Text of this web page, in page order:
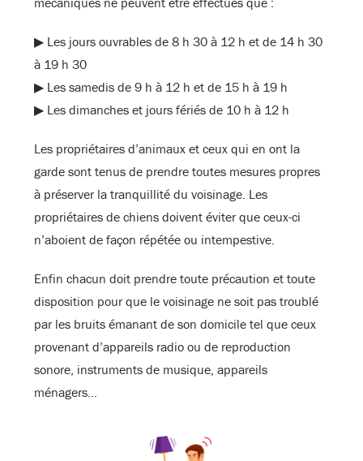
▶ Les jours ouvrables de 8 h 30 à 12 h et de 14 h 30
à 19 h 30
▶ Les samedis de 9 h à 12 h et de 15 h à 19 h
▶ Les dimanches et jours fériés de 10 h à 12 h
Les propriétaires d’animaux et ceux qui en ont la
garde sont tenus de prendre toutes mesures propres
à préserver la tranquillité du voisinage. Les
propriétaires de chiens doivent éviter que ceux-ci
n’aboient de façon répétée ou intempestive.
Enfin chacun doit prendre toute précaution et toute
disposition pour que le voisinage ne soit pas troublé
par les bruits émanant de son domicile tel que ceux
provenant d’appareils radio ou de reproduction
sonore, instruments de musique, appareils
ménagers…